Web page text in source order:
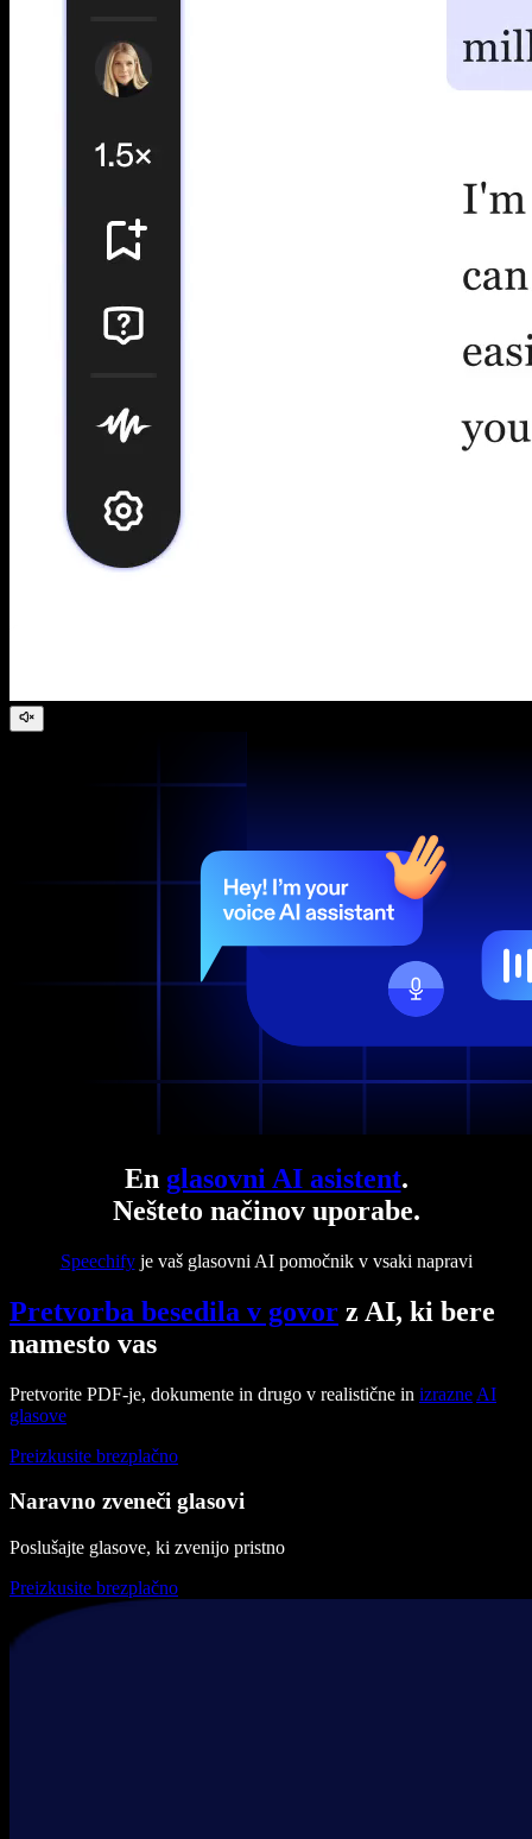
En glasovni AI asistent.
Nešteto načinov uporabe.
Speechifyje vaš glasovni AI pomočnik v vsaki napravi
Pretvorba besedila v govor z AI, ki bere
namesto vas
Pretvorite PDF-je, dokumente in drugo v realistične in izrazne AI
glasove
Preizkusite brezplačno
Naravno zveneči glasovi
Poslušajte glasove, ki zvenijo pristno
Preizkusite brezplačno